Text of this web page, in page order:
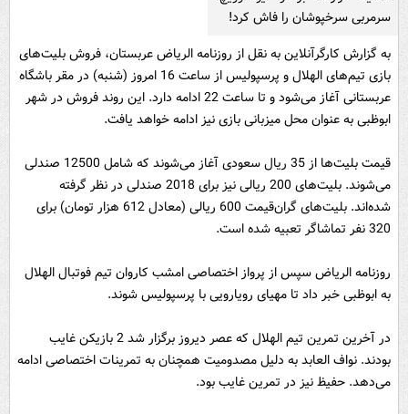
سرمربی سرخپوشان را فاش کرد!
به گزارش کارگرآنلاین به نقل از روزنامه الریاض عربستان، فروش بلیت‌های
بازی تیم‌های الهلال و پرسپولیس از ساعت 16 امروز (شنبه) در مقر باشگاه
عربستانی آغاز می‌شود و تا ساعت 22 ادامه دارد. این روند فروش در شهر
ابوظبی به عنوان محل میزبانی بازی نیز ادامه خواهد یافت.
قیمت بلیت‌ها از 35 ریال سعودی آغاز می‌شوند که شامل 12500 صندلی
می‌شوند. بلیت‌های 200 ریالی نیز برای 2018 صندلی در نظر گرفته
شده‌اند. بلیت‌های گران‌قیمت 600 ریالی (معادل 612 هزار تومان) برای
320 نفر تماشاگر تعبیه شده است.
روزنامه الریاض سپس از پرواز اختصاصی امشب کاروان تیم فوتبال الهلال
به ابوظبی خبر داد تا مهیای رویارویی با پرسپولیس شوند.
در آخرین تمرین تیم الهلال که عصر دیروز برگزار شد 2 بازیکن غایب
بودند. نواف العابد به دلیل مصدومیت همچنان به تمرینات اختصاصی ادامه
می‌دهد. حفیظ نیز در تمرین غایب بود.